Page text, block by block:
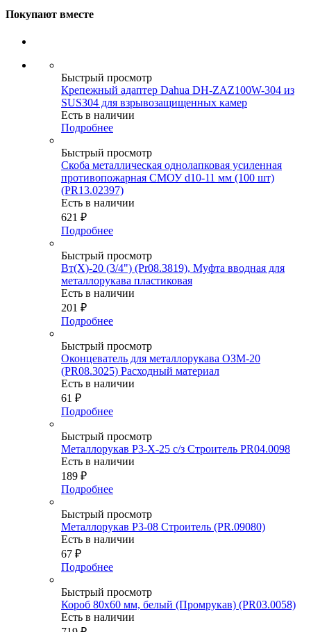
Покупают вместе
Быстрый просмотр
Крепежный адаптер Dahua DH-ZAZ100W-304 из
SUS304 для взрывозащищенных камер
Есть в наличии
Подробнее
Быстрый просмотр
Скоба металлическая однолапковая усиленная
противопожарная СМОУ d10-11 мм (100 шт)
(PR13.02397)
Есть в наличии
621 ₽
Подробнее
Быстрый просмотр
Вт(Х)-20 (3/4") (Pr08.3819), Муфта вводная для
металлорукава пластиковая
Есть в наличии
201 ₽
Подробнее
Быстрый просмотр
Оконцеватель для металлорукава ОЗМ-20
(PR08.3025) Расходный материал
Есть в наличии
61 ₽
Подробнее
Быстрый просмотр
Металлорукав Р3-Х-25 с/з Строитель PR04.0098
Есть в наличии
189 ₽
Подробнее
Быстрый просмотр
Металлорукав Р3-08 Строитель (PR.09080)
Есть в наличии
67 ₽
Подробнее
Быстрый просмотр
Короб 80х60 мм, белый (Промрукав) (PR03.0058)
Есть в наличии